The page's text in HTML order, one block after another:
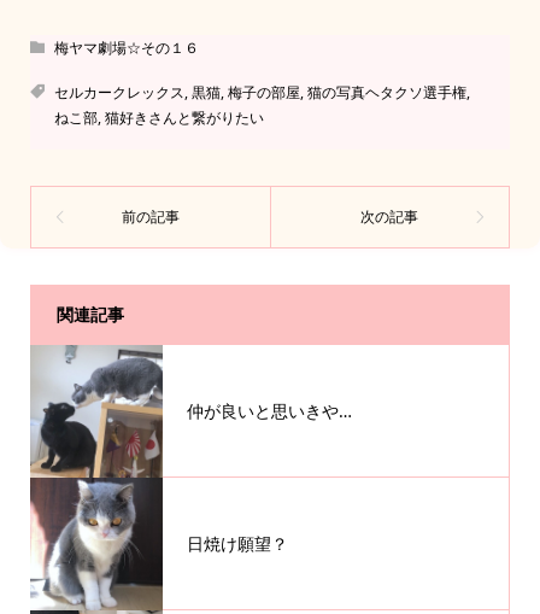
梅ヤマ劇場☆その１６
セルカークレックス,黒猫,梅子の部屋,猫の写真ヘタクソ選手権,
ねこ部,猫好きさんと繋がりたい
関連記事
仲が良いと思いきや…
日焼け願望？